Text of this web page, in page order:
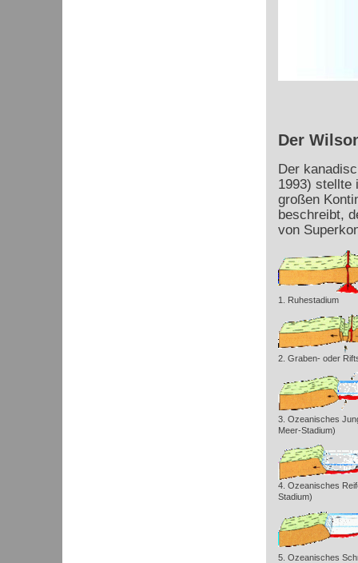
Der
Der
1993) stellte
großen
beschreibt,
von
1. Ruhestadium
2. Graben- oder
3. Ozeanisches
Meer-Stadium)
4. Ozeanisches
Stadium)
5. Ozeanisches